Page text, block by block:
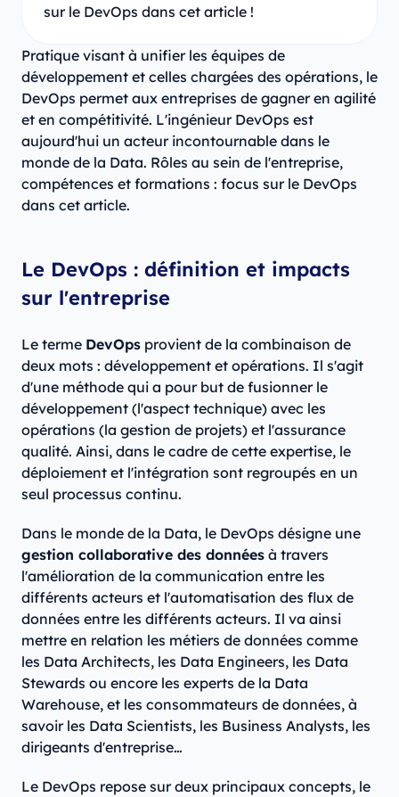
sur le DevOps dans cet article !
Pratique visant à unifier les équipes de
développement et celles chargées des opérations, le
DevOps permet aux entreprises de gagner en agilité
et en compétitivité. L'ingénieur DevOps est
aujourd'hui un acteur incontournable dans le
monde de la Data. Rôles au sein de l'entreprise,
compétences et formations : focus sur le DevOps
dans cet article.
Le DevOps : définition et impacts
sur l'entreprise
Le terme DevOps provient de la combinaison de
deux mots : développement et opérations. Il s'agit
d'une méthode qui a pour but de fusionner le
développement (l'aspect technique) avec les
opérations (la gestion de projets) et l'assurance
qualité. Ainsi, dans le cadre de cette expertise, le
déploiement et l'intégration sont regroupés en un
seul processus continu.
Dans le monde de la Data, le DevOps désigne une
gestion collaborative des données à travers
l'amélioration de la communication entre les
différents acteurs et l'automatisation des flux de
données entre les différents acteurs. Il va ainsi
mettre en relation les métiers de données comme
les Data Architects, les Data Engineers, les Data
Stewards ou encore les experts de la Data
Warehouse, et les consommateurs de données, à
savoir les Data Scientists, les Business Analysts, les
dirigeants d'entreprise…
Le DevOps repose sur deux principaux concepts, le